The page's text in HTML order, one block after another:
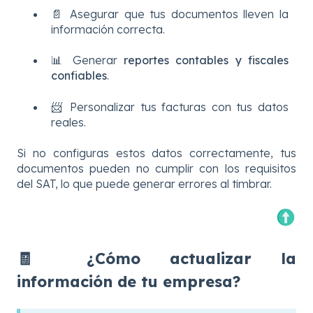
📄 Asegurar que tus documentos lleven la
información correcta.
📊 Generar reportes contables y fiscales
confiables.
📨 Personalizar tus facturas con tus datos
reales.
Si no configuras estos datos correctamente, tus
documentos pueden no cumplir con los requisitos
del SAT, lo que puede generar errores al timbrar.
🧾 ¿Cómo actualizar la
información de tu empresa?